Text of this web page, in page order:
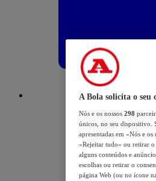
A Bola solicita o seu
Nós e os nossos 298
únicos, no seu dispositivo.
apresentadas em «Nós e
«Rejeitar tudo» ou retirar o
alguns conteúdos e
escolhas ou retirar o
página Web (ou no ícone